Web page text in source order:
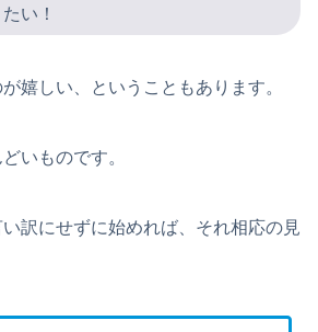
い！
嬉しい、ということもあります。
いものです。
訳にせずに始めれば、それ相応の見